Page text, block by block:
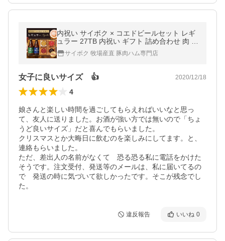
内祝い サイボク × コエドビールセット レギ
ュラー 27TB 内祝い ギフト 詰め合わせ 肉 お
酒 おつまみ お礼 入学祝い 父の日 母の日
サイボク 牧場産直 豚肉ハム専門店
女子に良いサイズ 👍 2020/12/18
4
娘さんと楽しい時間を過ごしてもらえればいいなと思っ
て、友人に送りました。お酒が強い方では無いので「ちょ
うど良いサイズ」だと喜んでもらいました。
クリスマスとか大晦日に飲むのを楽しみにしてます。と、
連絡もらいました。
ただ、差出人の名前がなくて　恐る恐る私に電話をかけた
そうです。注文受付、発送等のメールは、私に届いてるの
で　発送の時に気づいて欲しかったです。そこが残念でし
た。
違反報告 いいね 0